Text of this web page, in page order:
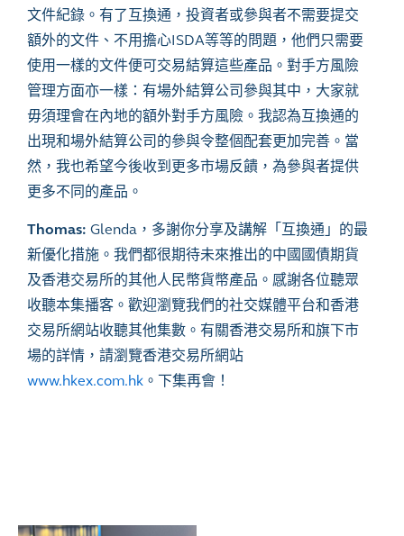
文件紀錄。有了互換通，投資者或參與者不需要提交
額外的文件、不用擔心ISDA等等的問題，他們只需要
使用一樣的文件便可交易結算這些產品。對手方風險
管理方面亦一樣：有場外結算公司參與其中，大家就
毋須理會在內地的額外對手方風險。我認為互換通的
出現和場外結算公司的參與令整個配套更加完善。當
然，我也希望今後收到更多市場反饋，為參與者提供
更多不同的產品。
Thomas: Glenda，多謝你分享及講解「互換通」的最
新優化措施。我們都很期待未來推出的中國國債期貨
及香港交易所的其他人民幣貨幣產品。感謝各位聽眾
收聽本集播客。歡迎瀏覽我們的社交媒體平台和香港
交易所網站收聽其他集數。有關香港交易所和旗下市
場的詳情，請瀏覽香港交易所網站
www.hkex.com.hk 。下集再會！